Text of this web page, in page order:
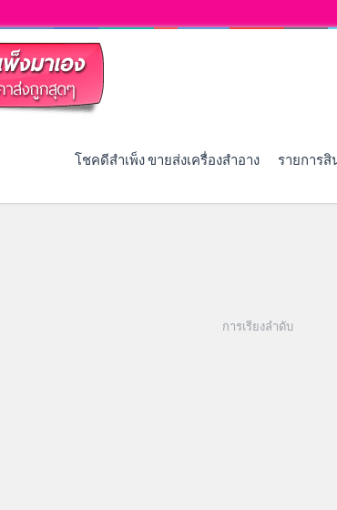
โชคดีสำเพ็ง ขายส่งเครื่องสำอาง รายการสิ